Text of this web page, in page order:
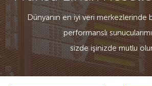
Dünyanın en iyi veri merkezlerinde
performanslı
sizde işinizde mutlu